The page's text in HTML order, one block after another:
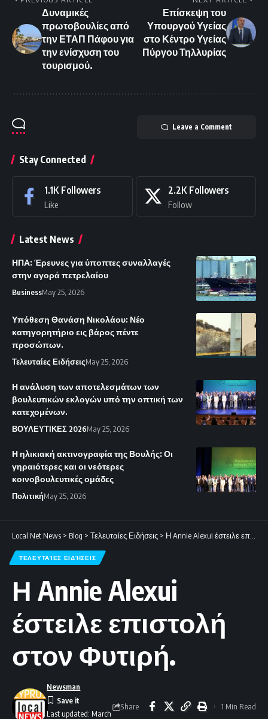
Δυναμικές
πρωτοβουλίες από
την ΕΤΑΠ Πάφου για
την ενίσχυση του
τουρισμού.
Επίσκεψη του
Υπουργού Υγείας
στο Κέντρο Υγείας
Πύργου Τηλλυρίας
Leave a Comment
Stay Connected
1.1K Followers
Like
2.2K Followers
Follow
Latest News
ΗΠΑ: Έρευνες για ύποπτες συναλλαγές
στην αγορά πετρελαίου
BusinessMay 25, 2026
Υπόθεση Θανάση Νικολάου: Νέο
κατηγορητήριο εις βάρος πέντε
προσώπων.
Τελευταίες ΕιδήσειςMay 25, 2026
Η ανάλυση των αποτελεσμάτων των
βουλευτικών εκλογών υπό την οπτική των
κατεχομένων.
ΒΟΥΛΕΥΤΙΚΕΣ 2026May 25, 2026
Η ηλικιακή ακτινογραφία της Βουλής: Οι
γηραιότερες και οι νεότερες
κοινοβουλευτικές ομάδες
ΠολιτικήMay 25, 2026
Local Net News > Blog > Τελευταίες Ειδήσεις > Η Annie Alexui έστειλε επιστολή στον Φυτιρή.
ΤΕΛΕΥΤΑΊΕΣ ΕΙΔΉΣΕΙΣ
Η Annie Alexui
έστειλε επιστολή
στον Φυτιρή.
Last updated: March
Newsman
Share 1 Min Read